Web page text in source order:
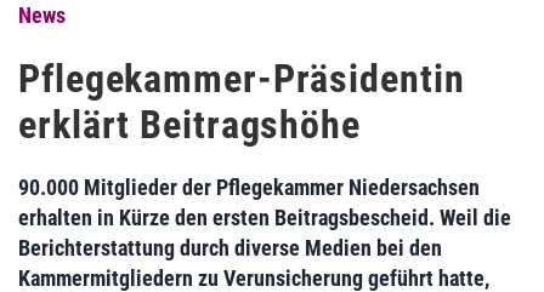
News
Pflegekammer-Präsidentin
erklärt Beitragshöhe
90.000 Mitglieder der Pflegekammer Niedersachsen
erhalten in Kürze den ersten Beitragsbescheid. Weil die
Berichterstattung durch diverse Medien bei den
Kammermitgliedern zu Verunsicherung geführt hatte,